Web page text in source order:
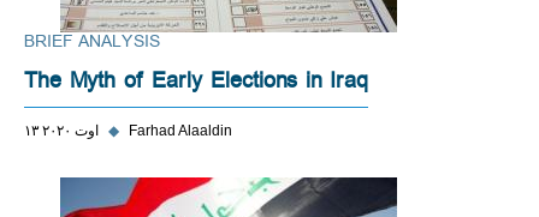
BRIEF ANALYSIS
The Myth of Early Elections in Iraq
۱۳ اوت ۲۰۲۰ ◆ Farhad Alaaldin